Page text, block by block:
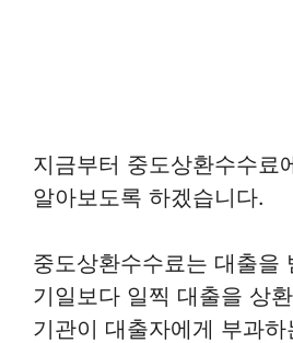
지금부터 중도상환수수료
알아보도록 하겠습니다.
중도상환수수료는 대출을
기일보다 일찍 대출을 상
기관이 대출자에게 부과